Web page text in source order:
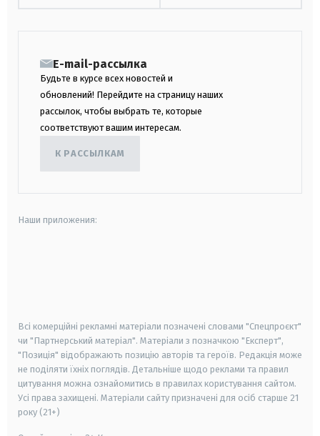
E-mail-рассылка
Будьте в курсе всех новостей и
обновлений! Перейдите на страницу наших
рассылок, чтобы выбрать те, которые
соответствуют вашим интересам.
К РАССЫЛКАМ
Наши приложения:
Всі комерційні рекламні матеріали позначені словами "Спецпроєкт"
чи "Партнерський матеріал". Матеріали з позначкою "Експерт",
"Позиція" відображають позицію авторів та героїв. Редакція може
не поділяти їхніх поглядів. Детальніше щодо реклами та правил
цитування можна ознайомитись в правилах користування сайтом.
Усі права захищені. Матеріали сайту призначені для осіб старше 21
року (21+)